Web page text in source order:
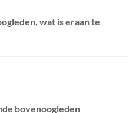
wat is eraan te
bovenoogleden